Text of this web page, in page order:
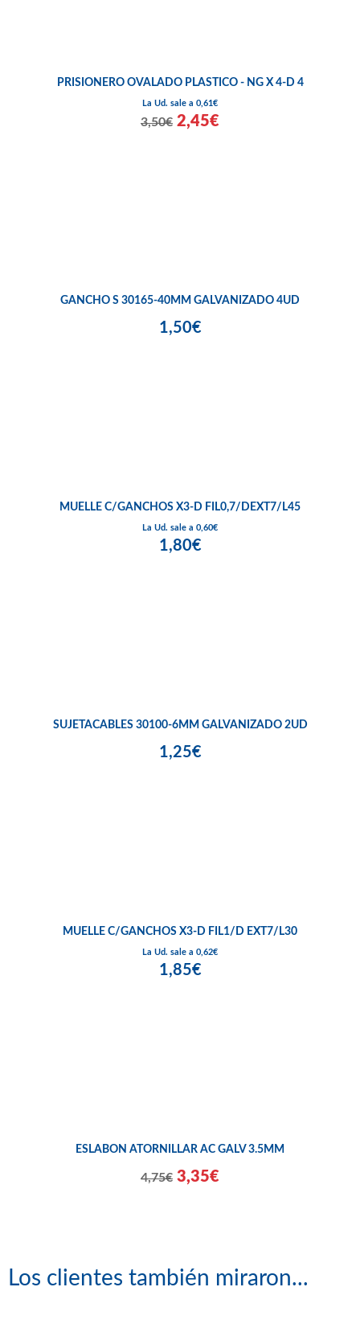
PRISIONERO OVALADO PLASTICO - NG X 4-D 4
La Ud. sale a 0,61€
3,50€ 2,45€
GANCHO S 30165-40MM GALVANIZADO 4UD
1,50€
MUELLE C/GANCHOS X3-D FIL0,7/DEXT7/L45
La Ud. sale a 0,60€
1,80€
SUJETACABLES 30100-6MM GALVANIZADO 2UD
1,25€
MUELLE C/GANCHOS X3-D FIL1/D EXT7/L30
La Ud. sale a 0,62€
1,85€
ESLABON ATORNILLAR AC GALV 3.5MM
4,75€ 3,35€
Los clientes también miraron...